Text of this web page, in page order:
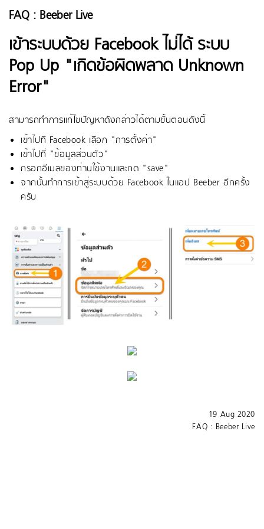
FAQ : Beeber Live
เข้าระบบด้วย Facebook ไม่ได้ ระบบ
Pop Up "เกิดข้อผิดพลาด Unknown
Error"
สามารถทำการแก้ไขปัญหาดังกล่าวได้ตามขั้นตอนดังนี้
เข้าไปที Facebook เลือก "การตั้งค่า"
เข้าไปที่ "ข้อมูลส่วนตัว"
กรอกอีเมลของท่านใช้งานและกด "save"
จากนั้นทำการเข้าสู่ระบบด้วย Facebook ในแอป Beeber อีกครั้ง
ครับ
19 Aug 2020
FAQ : Beeber Live